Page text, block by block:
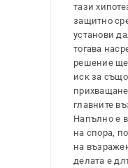
тази
защитно
установи
тогава
решение ще
иск за
главните
Напълно е
на спора,
на
делата е